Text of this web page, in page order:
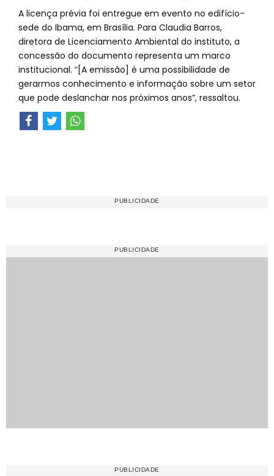
A licença prévia foi entregue em evento no edifício-
sede do Ibama, em Brasília. Para Claudia Barros,
diretora de Licenciamento Ambiental do instituto, a
concessão do documento representa um marco
institucional. “[A emissão] é uma possibilidade de
gerarmos conhecimento e informação sobre um setor
que pode deslanchar nos próximos anos”, ressaltou.